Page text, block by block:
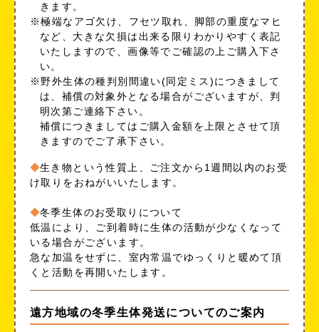
きます。
※極端なアゴ欠け、フセツ取れ、脚部の重度なマヒ
など、大きな欠損は出来る限りわかりやすく表記
いたしますので、画像等でご確認の上ご購入下さ
い。
※野外生体の種判別間違い(同定ミス)につきまして
は、補償の対象外となる場合がございますが、判
明次第ご連絡下さい。
補償につきましてはご購入金額を上限とさせて頂
きますのでご了承下さい。
生き物という性質上、ご注文から1週間以内のお受
け取りをおねがいいたします。
冬季生体のお受取りについて
低温により、ご到着時に生体の活動が少なくなって
いる場合がございます。
急な加温をせずに、室内常温でゆっくりと暖めて頂
くと活動を再開いたします。
遠方地域の冬季生体発送についてのご案内